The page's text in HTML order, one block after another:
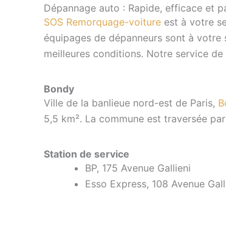
Dépannage auto : Rapide, efficace et
SOS Remorquage-voiture est à votre
équipages de dépanneurs sont à
meilleures conditions. Notre service
Bondy
Ville de la banlieue nord-est de Paris,
5,5 km². La commune est traversée
Station de service
BP, 175 Avenue Gallieni
Esso Express, 108 Avenue